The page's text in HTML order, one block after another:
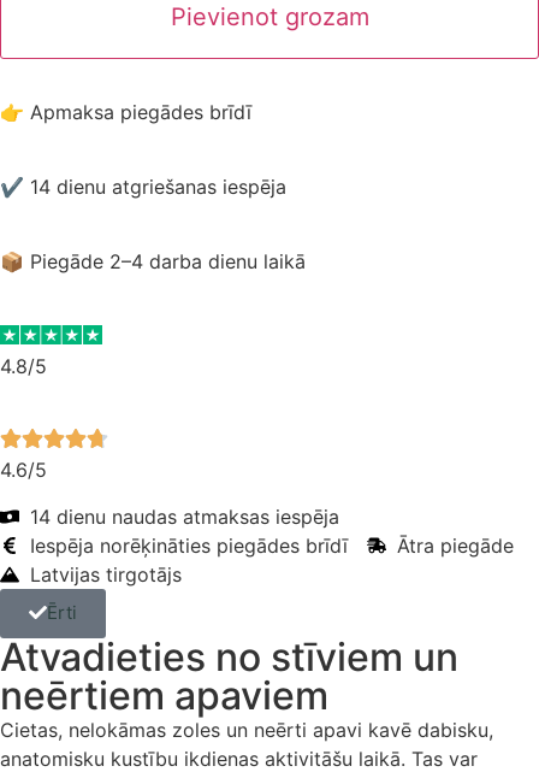
Pievienot grozam
👉 Apmaksa piegādes brīdī
✔ 14 dienu atgriešanas iespēja
📦 Piegāde 2–4 darba dienu laikā
4.8/5
4.6/5
14 dienu naudas atmaksas iespēja
Iespēja norēķināties piegādes brīdī
Ātra piegāde
Latvijas tirgotājs
Ērti
Atvadieties no stīviem un
neērtiem apaviem
Cietas, nelokāmas zoles un neērti apavi kavē dabisku,
anatomisku kustību ikdienas aktivitāšu laikā. Tas var